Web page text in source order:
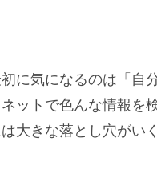
に気になるのは「自
ットで色んな情報を
大きな落とし穴がい